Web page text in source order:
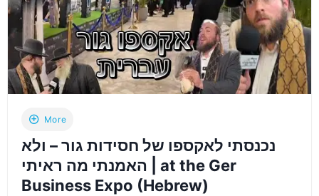
הבנייה
החרדי
הגדול
בעולם
של
׳מלאכתם׳
More
נכנסתי לאקספו של חסידות גור – ולא
האמנתי מה ראיתי | at the Ger
Business Expo (Hebrew)